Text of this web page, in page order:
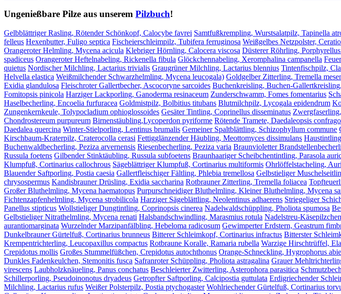
Ungenießbare Pilze aus unserem Pilzbuch!
Gelbblättriger Rasling, Rötender Schönkopf, Calocybe favrei Samtfußkrempling, Wurstsalatpilz, Tapinella
felleus Hexenbutter, Fuligo septica Fischeierschleimpilz, Tubifera ferruginosa Weißgelbes Netzpolster,
Orangeroter Helmling, Mycena acicula Klebriger Hörnling, Calocera viscosa Düsterer Röhrling,
spadiceus Orangeroter Heftelnabeling, Rickenella fibula Glöckchennabeling, Xeromphalina campanella
quietus Nordischer Milchling, Lactarius trivialis Graugrüner Milchling, Lactarius blennius Tintenfischpilz,
Helvella elastica Weißmilchender Schwarzhelmling, Mycena leucogala) Goldgelber Zitterling, Tremella
Exidia glandulosa Fleischroter Gallertbecher, Ascocoryne sarcoides Buchenkreisling, Buchen-
Fomitopsis pinicola Harziger Lackporling, Ganoderma resinaceum Zunderschwamm, Fomes fomentarius
Haselbecherling, Encoelia furfuracea Goldmistpilz, Bolbitius titubans Blutmilchpilz, Lycogala epidendrum
Zungenkernkeule, Tolypocladium ophioglossoides Gesäter Tintling, Coprinellus disseminatus
Chondrostereum purpureum Birnenstäubling,Lycoperdon pyriforme Rötende Tramete, Daedaleopsis
Daedalea quercina Winter-Stielporling, Lentinus brumalis Gemeiner Spaltblättling, Schizophyllum commune
Kirschbaum-Kraterpilz, Craterocolla cerasi Fettigglänzender Häubling, Meottomyces dissimulans
Buchenwaldbecherling, Peziza arvernensis Riesenbecherling, Peziza varia Braunvioletter
Russula foetens Gilbender Stinktäubling, Russula subfoetens Braunhaariger Scheibchentintling, Parasola
Klumpfuß, Cortinarius callochrous Sägeblättriger Klumpfuß, Cortinarius multiformis Ohrlöffelstacheling,
Blauender Saftporling, Postia caesia Gallertfleischiger Fältling, Phlebia tremellosa Gelbstieliger
chrysospermus Kandisbrauner Drüsling, Exidia saccharina Rotbrauner Zitterling, Tremella foliacea
Großer Bluthelmling, Mycena haematopus Purpurschneidiger Bluthelmling, Kleiner Bluthelmling, Mycena
Fichtenzapfenhelmling, Mycena strobilicola Harziger Sägeblättling, Neolentinus adhaerens Striegeliger
Panellus stipticus Wollstieliger Dungtintling, Coprinopsis cinerea Nadelwaldschüppling, Pholiota spumosa
Gelbstieliger Nitrathelmling, Mycena renati Halsbandschwindling, Marasmius rotula Nadelstreu-
aurantiomarginata Wurzelnder Marzipanfälbling, Hebeloma radicosum Gewimperter Erdstern, Geastrum
Dunkelbrauner Gürtelfuß, Cortinarius brunneus Bitterer Schleimkopf, Cortinarius infractus Bitterster
Krempentrichterling, Leucopaxillus compactus Rotbraune Koralle, Ramaria rubella Warzige Hirschtrüffel,
Crepidotus mollis Großes Stummelfüßchen, Crepidotus autochthonus Orange-Schneckling, Hygrophorus
Dunkles Fadenkeulchen, Stemonitis fusca Safranroter Schüppling, Pholiota astragalina Grauer
virescens Laubholzknäueling, Panus conchatus Beschleierter Zwitterling, Asterophora parasitica
Schillerporling, Pseudoinonotus dryadeus Getropfter Saftporling, Calcipostia guttulata Erdigriechender
Milchling, Lactarius rufus Weißer Polsterpilz, Postia ptychogaster Wohlriechender Gürtelfuß, Cortinarius